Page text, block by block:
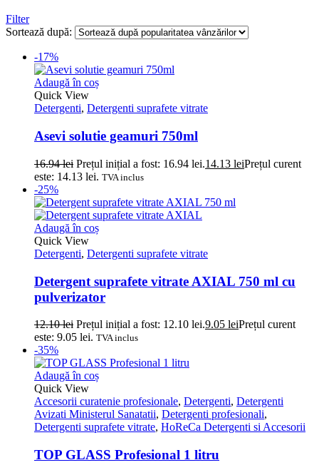
Filter
Sortează după:
-17%
Adaugă în coș
Quick View
Detergenti, Detergenti suprafete vitrate
Asevi solutie geamuri 750ml
16.94lei Prețul inițial a fost: 16.94 lei.14.13 leiPrețul curent
este: 14.13 lei. TVA inclus
-25%
Adaugă în coș
Quick View
Detergenti, Detergenti suprafete vitrate
Detergent suprafete vitrate AXIAL 750 ml cu
pulverizator
12.10lei Prețul inițial a fost: 12.10 lei.9.05 leiPrețul curent
este: 9.05 lei. TVA inclus
-35%
Adaugă în coș
Quick View
Accesorii curatenie profesionale, Detergenti, Detergenti
Avizati Ministerul Sanatatii, Detergenti profesionali,
Detergenti suprafete vitrate, HoReCa Detergenti si Accesorii
TOP GLASS Profesional 1 litru